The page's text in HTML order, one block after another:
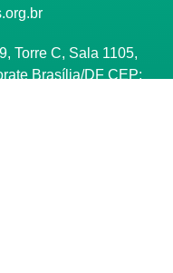
Torre C, Sala 1105,
Brasília/DF CEP: